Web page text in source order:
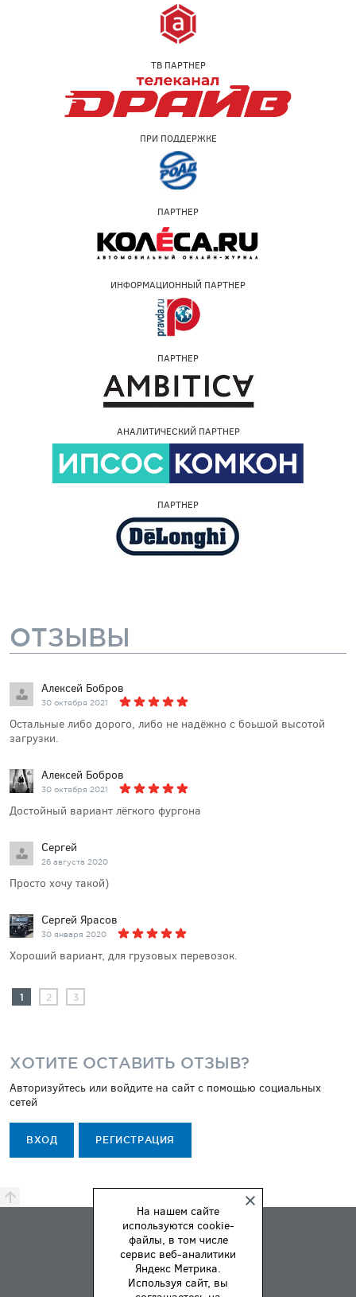
ТВ ПАРТНЕР
ПРИ ПОДДЕРЖКЕ
ПАРТНЕР
ИНФОРМАЦИОННЫЙ ПАРТНЕР
ПАРТНЕР
АНАЛИТИЧЕСКИЙ ПАРТНЕР
ПАРТНЕР
ОТЗЫВЫ
30 октября 2021
Алексей Бобров
Остальные либо дорого, либо не надёжно с боьшой высотой
загрузки.
30 октября 2021
Алексей Бобров
Достойный вариант лёгкого фургона
26 августа 2020
Сергей
Просто хочу такой)
30 января 2020
Сергей Ярасов
Хороший вариант, для грузовых перевозок.
1 2 3
ХОТИТЕ ОСТАВИТЬ ОТЗЫВ?
Авторизуйтесь или войдите на сайт с помощью социальных
сетей
ВХОД РЕГИСТРАЦИЯ
ПРЕМИЯ
ПРАВИЛА
О НАС
ОБРАТНАЯ СВЯЗЬ
На нашем сайте
используются cookie-
файлы, в том числе
сервис веб-аналитики
Яндекс Метрика.
Используя сайт, вы